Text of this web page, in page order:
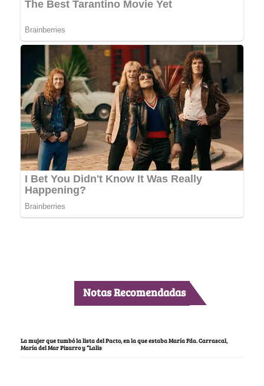
Notas Recomendadas
La mujer que tumbó la lista del Pacto, en la que estaba María Fda. Carrascal,
María del Mar Pizarro y “Lalis